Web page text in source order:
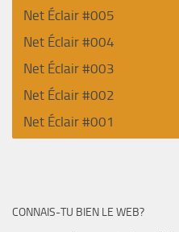
Net Éclair #005
Net Éclair #004
Net Éclair #003
Net Éclair #002
Net Éclair #001
CONNAIS-TU BIEN LE WEB?